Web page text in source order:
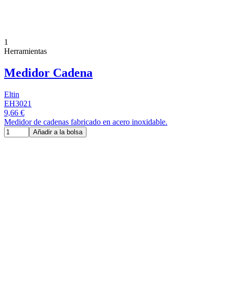
1
Herramientas
Medidor Cadena
Eltin
EH3021
9,66 €
Medidor de cadenas fabricado en acero inoxidable.
Añadir a la bolsa